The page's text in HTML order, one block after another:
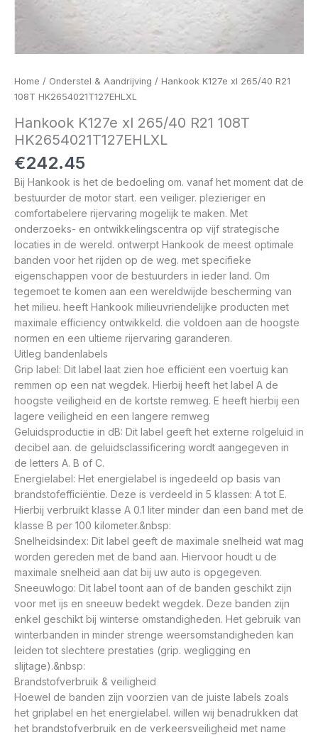
Home / Onderstel & Aandrijving / Hankook K127e xl 265/40 R21
108T HK2654021T127EHLXL
Hankook K127e xl 265/40 R21 108T
HK2654021T127EHLXL
€242.45
Bij Hankook is het de bedoeling om. vanaf het moment dat de
bestuurder de motor start. een veiliger. plezieriger en
comfortabelere rijervaring mogelijk te maken. Met
onderzoeks- en ontwikkelingscentra op vijf strategische
locaties in de wereld. ontwerpt Hankook de meest optimale
banden voor het rijden op de weg. met specifieke
eigenschappen voor de bestuurders in ieder land. Om
tegemoet te komen aan een wereldwijde bescherming van
het milieu. heeft Hankook milieuvriendelijke producten met
maximale efficiency ontwikkeld. die voldoen aan de hoogste
normen en een ultieme rijervaring garanderen.
Uitleg bandenlabels
Grip label: Dit label laat zien hoe efficiënt een voertuig kan
remmen op een nat wegdek. Hierbij heeft het label A de
hoogste veiligheid en de kortste remweg. E heeft hierbij een
lagere veiligheid en een langere remweg
Geluidsproductie in dB: Dit label geeft het externe rolgeluid in
decibel aan. de geluidsclassificering wordt aangegeven in
de letters A. B of C.
Energielabel: Het energielabel is ingedeeld op basis van
brandstofefficiëntie. Deze is verdeeld in 5 klassen: A tot E.
Hierbij verbruikt klasse A 0.1 liter minder dan een band met de
klasse B per 100 kilometer.&nbsp:
Snelheidsindex: Dit label geeft de maximale snelheid wat mag
worden gereden met de band aan. Hiervoor houdt u de
maximale snelheid aan dat bij uw auto is opgegeven.
Sneeuwlogo: Dit label toont aan of de banden geschikt zijn
voor met ijs en sneeuw bedekt wegdek. Deze banden zijn
enkel geschikt bij winterse omstandigheden. Het gebruik van
winterbanden in minder strenge weersomstandigheden kan
leiden tot slechtere prestaties (grip. wegligging en
slijtage).&nbsp:
Brandstofverbruik & veiligheid
Hoewel de banden zijn voorzien van de juiste labels zoals
het griplabel en het energielabel. willen wij benadrukken dat
het brandstofverbruik en de verkeersveiligheid met name